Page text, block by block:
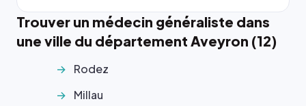
Trouver un médecin généraliste dans
une ville du département Aveyron (12)
Rodez
Millau